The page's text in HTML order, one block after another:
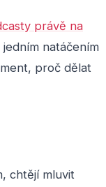
právě na
natáčením
proč dělat
chtějí mluvit